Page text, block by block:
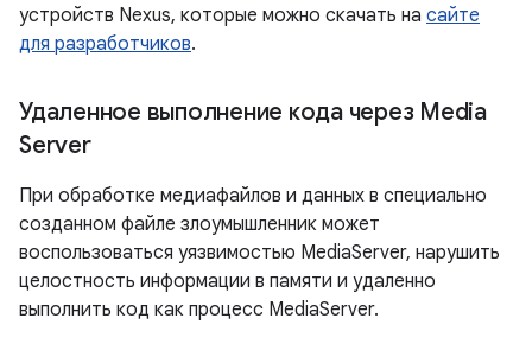
устройств Nexus, которые можно скачать на сайте
для разработчиков.
Удаленное выполнение кода через Media
Server
При обработке медиафайлов и данных в специально
созданном файле злоумышленник может
воспользоваться уязвимостью MediaServer, нарушить
целостность информации в памяти и удаленно
выполнить код как процесс MediaServer.